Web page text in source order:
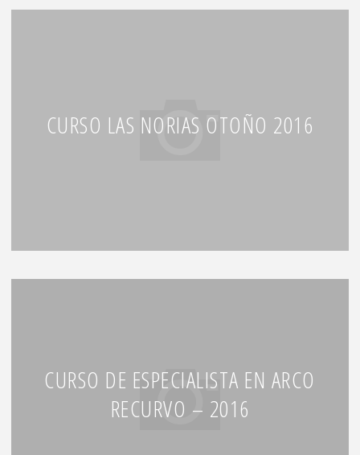
CURSO LAS NORIAS OTOÑO 2016
CURSO DE ESPECIALISTA EN ARCO
RECURVO – 2016